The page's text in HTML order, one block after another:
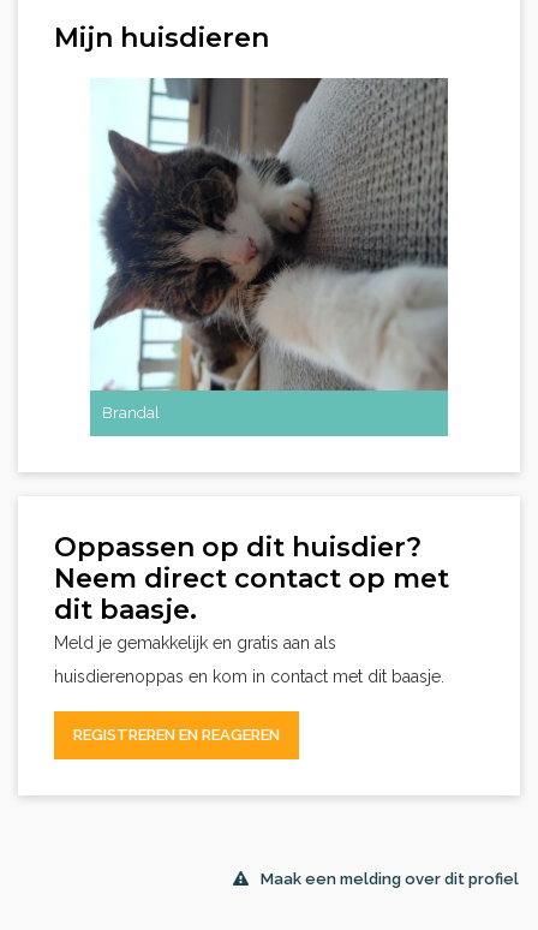
Mijn huisdieren
Brandal
Oppassen op dit huisdier?
Neem direct contact op met
dit baasje.
Meld je gemakkelijk en gratis aan als
huisdierenoppas en kom in contact met dit baasje.
REGISTREREN EN REAGEREN
Maak een melding over dit profiel